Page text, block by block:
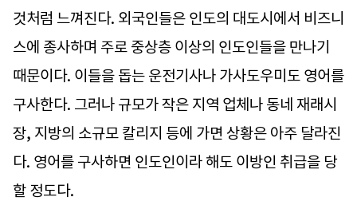
것처럼 느껴진다. 외국인들은 인도의 대도시에서 비즈니
스에 종사하며 주로 중상층 이상의 인도인들을 만나기
때문이다. 이들을 돕는 운전기사나 가사도우미도 영어를
구사한다. 그러나 규모가 작은 지역 업체나 동네 재래시
장, 지방의 소규모 칼리지 등에 가면 상황은 아주 달라진
다. 영어를 구사하면 인도인이라 해도 이방인 취급을 당
할 정도다.